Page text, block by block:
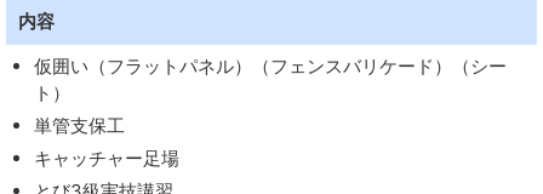
内容
仮囲い（フラットパネル）（フェンスバリケード）（シー
ト）
単管支保工
キャッチャー足場